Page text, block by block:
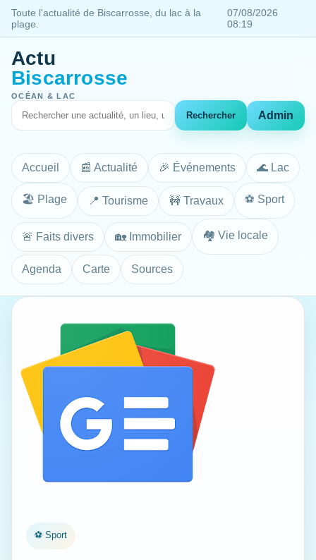
Toute l'actualité de Biscarrosse, du lac à la
plage.
07/08/2026
08:19
Actu
Biscarrosse
OCÉAN & LAC
Rechercher Admin
Accueil 📰 Actualité 🎉 Événements 🌊 Lac
🏖️ Plage 📍 Tourisme 🚧 Travaux ⚽ Sport
🚨 Faits divers 🏡 Immobilier 🏘️ Vie locale
Agenda Carte Sources
⚽ Sport